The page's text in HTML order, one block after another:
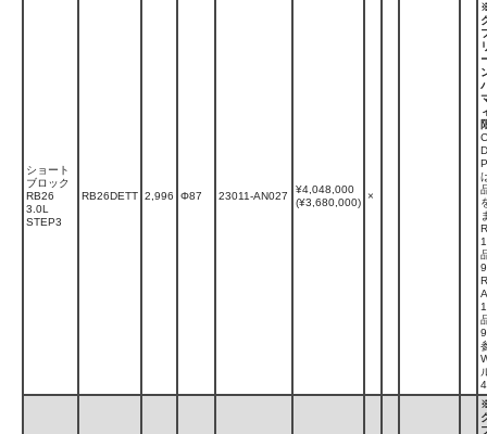
ショート
ブロック
RB26
3.0L
STEP3
RB26DETT 2,996 Φ87 23011-AN027
¥4,048,000
(¥3,680,000)
×